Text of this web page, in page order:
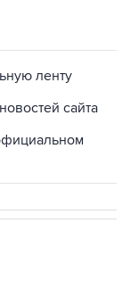
ленту
сайта